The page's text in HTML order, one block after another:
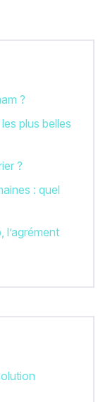
?
plus belles
?
: quel
l’agrément